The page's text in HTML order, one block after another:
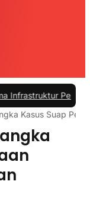
Pengisian Daya
Kasus Suap